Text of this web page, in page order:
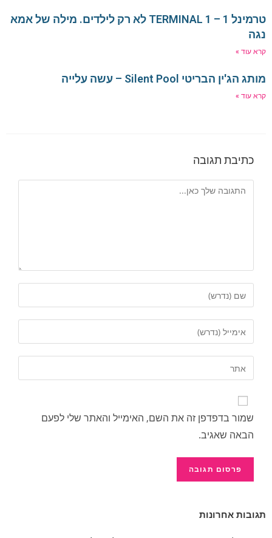
טרמינל 1 – TERMINAL 1 לא רק לילדים. מילה של אמא
נגה
קרא עוד »
מותג הג'ין הבריטי Silent Pool – עשה עלייה
קרא עוד »
כתיבת תגובה
שמור בדפדפן זה את השם, האימייל והאתר שלי לפעם
הבאה שאגיב.
תגובות אחרונות